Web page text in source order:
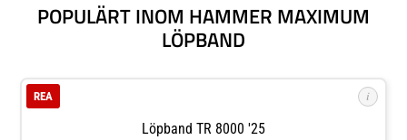
POPULÄRT INOM HAMMER MAXIMUM
LÖPBAND
i
Löpband TR 8000 '25
REA